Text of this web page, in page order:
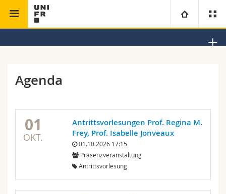
Forschung
Weiterbildung
Rechtswissenschaftliche Fak.
Wirtschafts- und Sozialwissenschaftliche Fak.
Philosophische Fak.
Studieninteressierte
Medien
Ressourcen
Personenverzeichnis
Ortsplan
Neues Testament
Agenda
01
OKT.
Antrittsvorlesungen Prof. Regina M.
Frey, Prof. Isabelle Jonveaux
01.10.2026 17:15
Präsenzveranstaltung
Antrittsvorlesung